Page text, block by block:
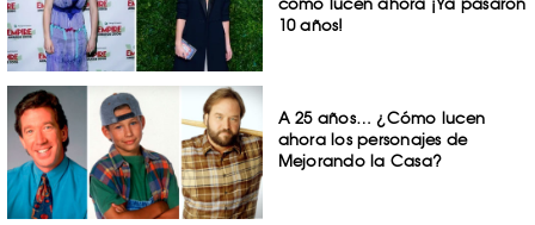
10 años!
A 25 años… ¿Cómo lucen
ahora los personajes de
Mejorando la Casa?